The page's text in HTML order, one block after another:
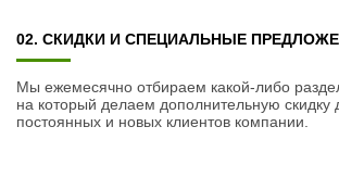
02. СКИДКИ И СПЕЦИАЛЬНЫЕ
Мы ежемесячно отбираем какой-либо
на который делаем дополнительную скидку
постоянных и новых клиентов компании.